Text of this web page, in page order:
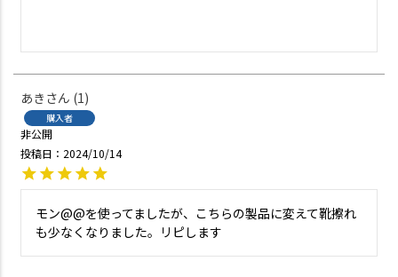
あき 1
購入者
非公開
投稿日
2024/10/14
モン@@を使ってましたが、こちらの製品に変えて靴擦れ
も少なくなりました。リピします